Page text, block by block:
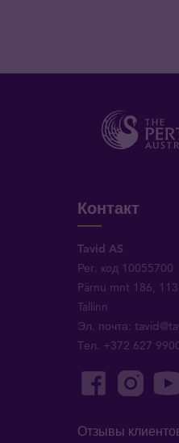
Контакт
Tavid AS
Рег. код 10055700
Pärnu mnt 186,
Tallinn
Эл. почта:
Тел. +372 627
Отзывы